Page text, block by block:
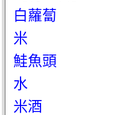
白蘿蔔
米
鮭魚頭
水
米酒